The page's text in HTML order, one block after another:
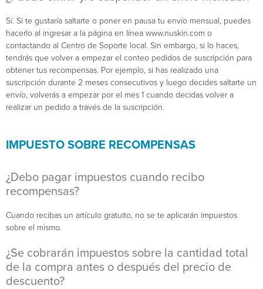
Sí. Si te gustaría saltarte o poner en pausa tu envío mensual, puedes
hacerlo al ingresar a la página en línea www.nuskin.com o
contactando al Centro de Soporte local. Sin embargo, si lo haces,
tendrás que volver a empezar el conteo pedidos de suscripción para
obtener tus recompensas. Por ejemplo, si has realizado una
suscripción durante 2 meses consecutivos y luego decides saltarte un
envío, volverás a empezar por el mes 1 cuando decidas volver a
realizar un pedido a través de la suscripción.
IMPUESTO SOBRE RECOMPENSAS
¿Debo pagar impuestos cuando recibo
recompensas?
Cuando recibas un artículo gratuito, no se te aplicarán impuestos
sobre el mismo.
¿Se cobrarán impuestos sobre la cantidad total
de la compra antes o después del precio de
descuento?